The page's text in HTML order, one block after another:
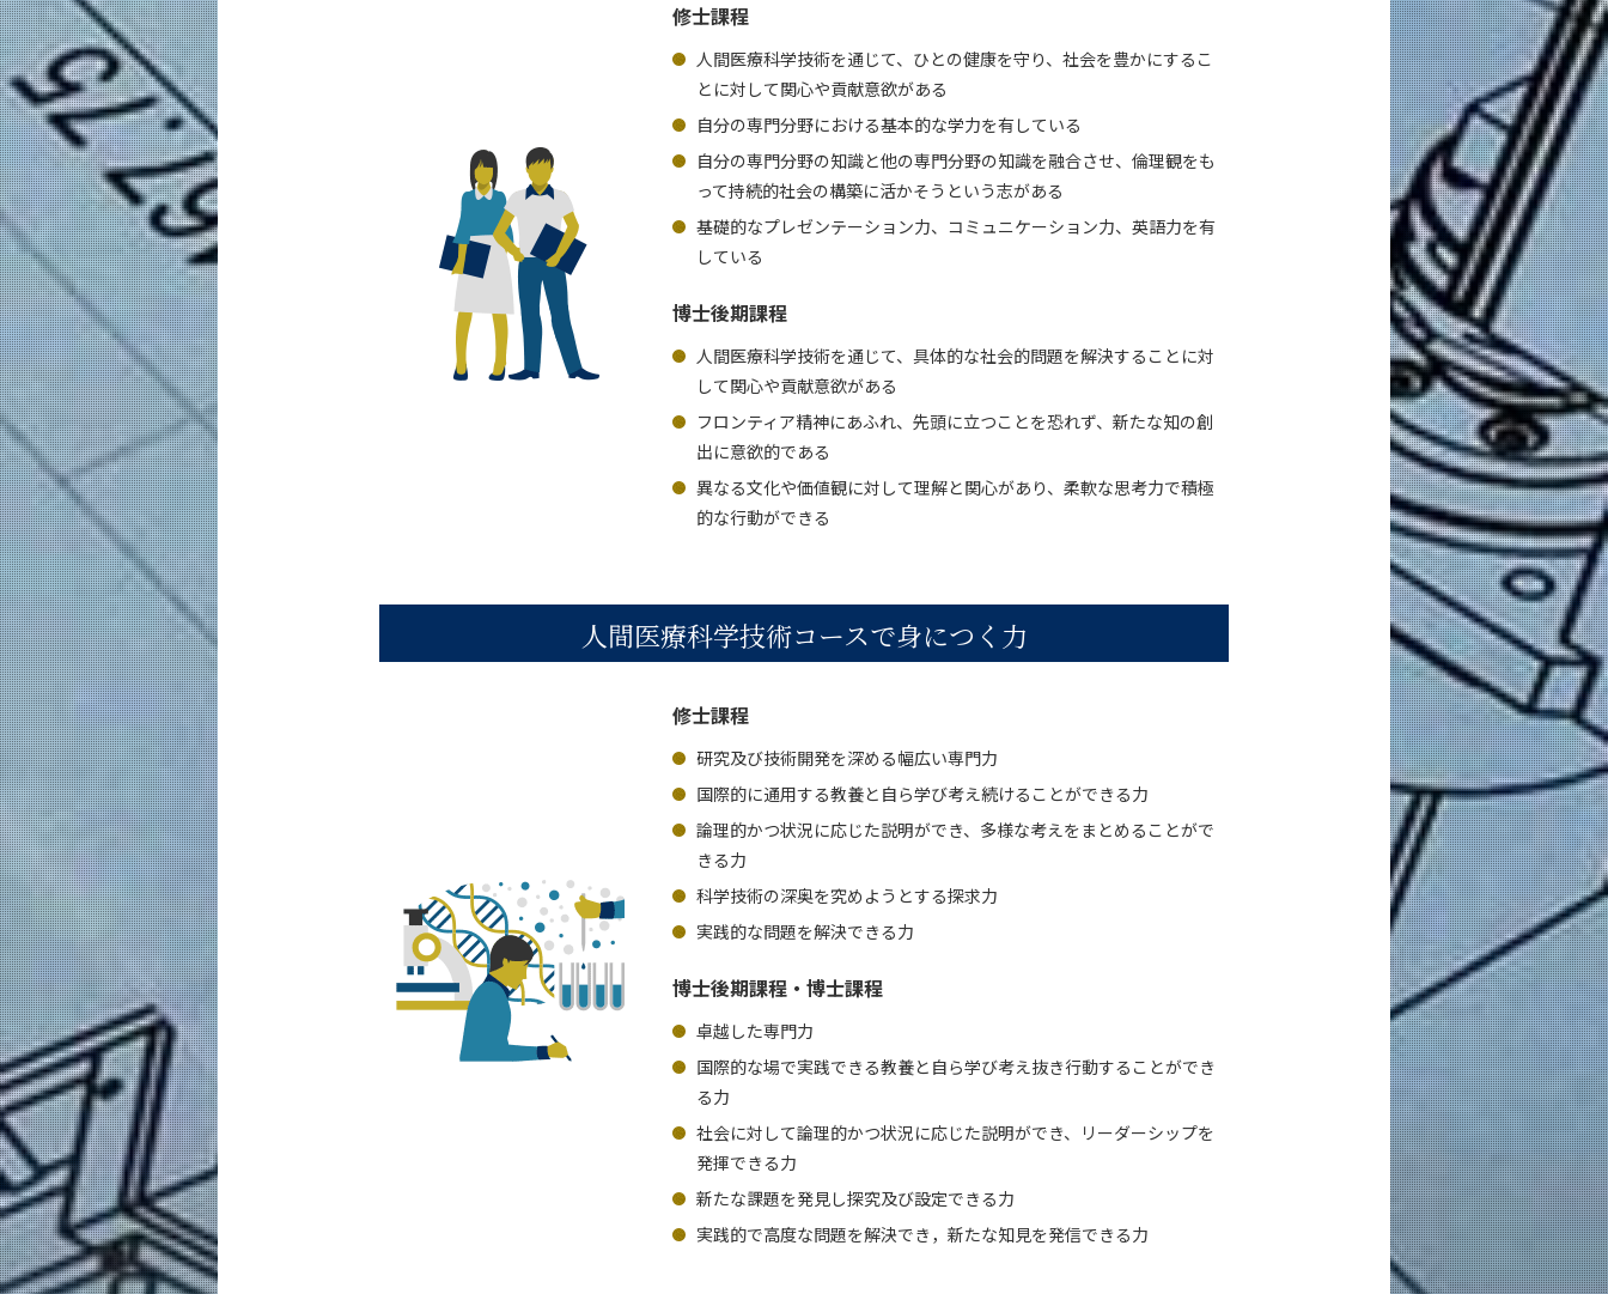
修士課程
人間医療科学技術を通じて、ひとの健康を守り、社会を豊かにするこ
とに対して関心や貢献意欲がある
自分の専門分野における基本的な学力を有している
自分の専門分野の知識と他の専門分野の知識を融合させ、倫理観をも
って持続的社会の構築に活かそうという志がある
基礎的なプレゼンテーション力、コミュニケーション力、英語力を有
している
博士後期課程
人間医療科学技術を通じて、具体的な社会的問題を解決することに対
して関心や貢献意欲がある
フロンティア精神にあふれ、先頭に立つことを恐れず、新たな知の創
出に意欲的である
異なる文化や価値観に対して理解と関心があり、柔軟な思考力で積極
的な行動ができる
人間医療科学技術コースで身につく力
修士課程
研究及び技術開発を深める幅広い専門力
国際的に通用する教養と自ら学び考え続けることができる力
論理的かつ状況に応じた説明ができ、多様な考えをまとめることがで
きる力
科学技術の深奥を究めようとする探求力
実践的な問題を解決できる力
博士後期課程・博士課程
卓越した専門力
国際的な場で実践できる教養と自ら学び考え抜き行動することができ
る力
社会に対して論理的かつ状況に応じた説明ができ、リーダーシップを
発揮できる力
新たな課題を発見し探究及び設定できる力
実践的で高度な問題を解決でき，新たな知見を発信できる力